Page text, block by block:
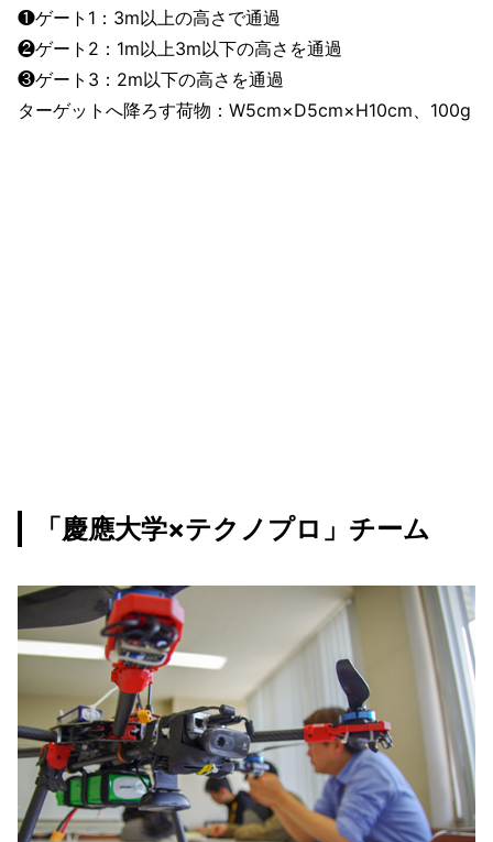
❶ゲート1：3m以上の高さで通過
❷ゲート2：1m以上3m以下の高さを通過
❸ゲート3：2m以下の高さを通過
ターゲットへ降ろす荷物：W5cm×D5cm×H10cm、100g
「慶應大学×テクノプロ」チーム